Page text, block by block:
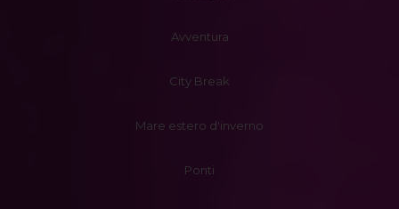
Avventura
City Break
Mare estero d'inverno
Ponti